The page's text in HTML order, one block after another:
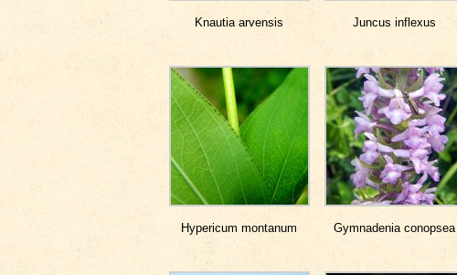
Knautia arvensis Juncus inflexus
Hypericum montanum Gymnadenia conopsea